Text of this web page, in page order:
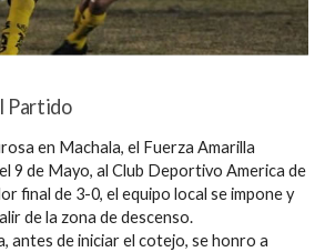
Partido
en Machala, el Fuerza Amarilla
9 de Mayo, al Club Deportivo America de
final de 3-0, el equipo local se impone y
de la zona de descenso.
antes de iniciar el cotejo, se honro a